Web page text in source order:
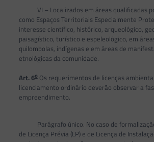
VI – Localizados em áreas qualificadas
como Espaços Territoriais Especialmente
interesse científico, histórico, arqueológico,
paisagístico, turístico e espeleológico, em
quilombolas, indígenas e em áreas de
etnológicas da comunidade.
Art. 6oOs requerimentos de licenças
licenciamento ordinário deverão observar a
empreendimento.
Parágrafo único. No caso de
de Licença Prévia (LP) e de Licença de